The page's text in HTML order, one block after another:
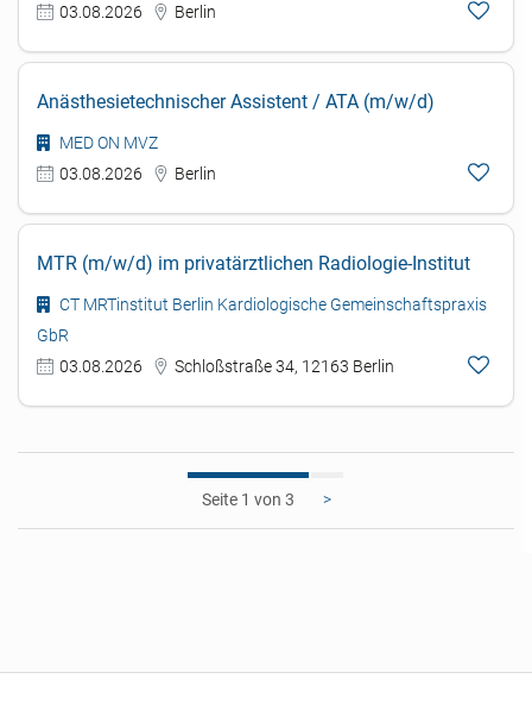
03.08.2026 Berlin
Anästhesietechnischer Assistent / ATA (m/w/d)
MED ON MVZ
03.08.2026
Berlin
MTR (m/w/d) im privatärztlichen Radiologie-Institut
CT MRTinstitut Berlin Kardiologische Gemeinschaftspraxis
GbR
03.08.2026
Schloßstraße 34, 12163 Berlin
1 >